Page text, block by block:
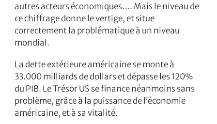
autres acteurs économiques…. Mais le niveau de
ce chiffrage donne le vertige, et situe
correctement la problématique à un niveau
mondial.
La dette extérieure américaine se monte à
33.000 milliards de dollars et dépasse les 120%
du PIB. Le Trésor US se finance néanmoins sans
problème, grâce à la puissance de l’économie
américaine, et à sa vitalité.